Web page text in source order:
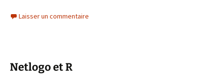
Laisser un commentaire
Netlogo et R